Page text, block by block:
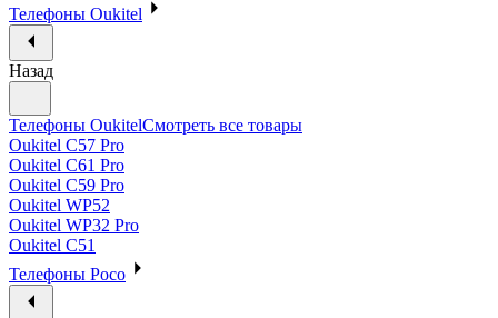
Телефоны Oukitel
Назад
Телефоны OukitelСмотреть все товары
Oukitel C57 Pro
Oukitel C61 Pro
Oukitel C59 Pro
Oukitel WP52
Oukitel WP32 Pro
Oukitel C51
Телефоны Poco